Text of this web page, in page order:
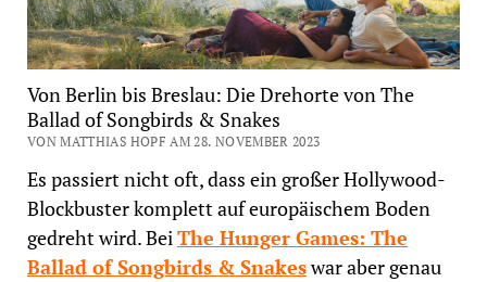
Von Berlin bis Breslau: Die Drehorte von The
Ballad of Songbirds & Snakes
VON MATTHIAS HOPF AM 28. NOVEMBER 2023
Es passiert nicht oft, dass ein großer Hollywood-
Blockbuster komplett auf europäischem Boden
gedreht wird. BeiThe Hunger Games: The
Ballad of Songbirds & Snakeswar aber genau